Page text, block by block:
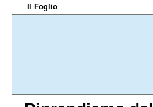
Il Foglio